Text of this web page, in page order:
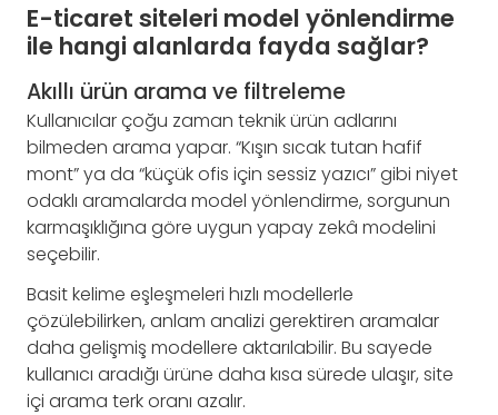
E-ticaret siteleri model yönlendirme
ile hangi alanlarda fayda sağlar?
Akıllı ürün arama ve filtreleme
Kullanıcılar çoğu zaman teknik ürün adlarını
bilmeden arama yapar. “Kışın sıcak tutan hafif
mont” ya da “küçük ofis için sessiz yazıcı” gibi niyet
odaklı aramalarda model yönlendirme, sorgunun
karmaşıklığına göre uygun yapay zekâ modelini
seçebilir.
Basit kelime eşleşmeleri hızlı modellerle
çözülebilirken, anlam analizi gerektiren aramalar
daha gelişmiş modellere aktarılabilir. Bu sayede
kullanıcı aradığı ürüne daha kısa sürede ulaşır, site
içi arama terk oranı azalır.